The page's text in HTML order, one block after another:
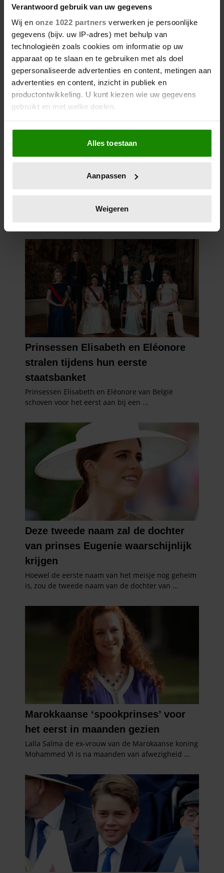
Verantwoord gebruik van uw gegevens
Wij en onze 1022 partners verwerken je persoonlijke
gegevens (bijv. uw IP-adres) met behulp van
technologieën zoals cookies om informatie op uw
apparaat op te slaan en te gebruiken met als doel
gepersonaliseerde advertenties en content, metingen aan
advertenties en content, inzicht in publiek en
productontwikkeling. U kunt kiezen wie uw gegevens
gebruikt en met welke doelen.
Als u het toestaat, willen we ook graag:
Informatie verzamelen over uw geografische
locatie, die tot een paar meter nauwkeurig kan zijn
scannen op specifieke eigenschappen (fingerprinting)
verwerkt en stel uw voorkeuren in het
intrekken in de Cookieverklaring.
We gebruiken cookies om content en advertenties te
personaliseren, om functies voor social media te bieden
en om ons websiteverkeer te analyseren. Ook delen we
informatie over uw gebruik van onze site met onze
partners voor social media, adverteren en analyse. Deze
partners kunnen deze gegevens combineren met andere
informatie die u aan ze heeft verstrekt of die ze hebben
verzameld op basis van uw gebruik van hun services. U
gaat akkoord met onze cookies als u onze website blijft
gebruiken.
Alles toestaan
Aanpassen
Weigeren
KANKERONDERZOEK
BIJZONDER: PRINSES BEATRIX
ZIET NA 88 JAAR HAAR